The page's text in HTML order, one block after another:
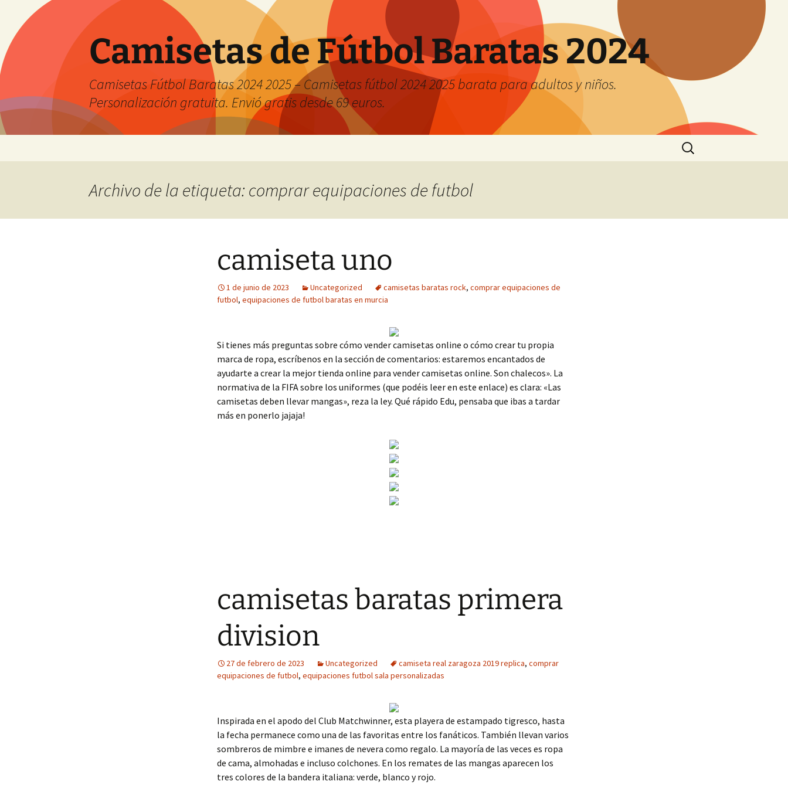
Camisetas de Fútbol Baratas 2024
Camisetas Fútbol Baratas 2024 2025 – Camisetas fútbol 2024 2025 barata para adultos y niños.
Personalización gratuita. Envió gratis desde 69 euros.
Buscar:
Archivo de la etiqueta: comprar equipaciones de futbol
camiseta uno
1 de junio de 2023 Uncategorized camisetas baratas rock, comprar equipaciones de
futbol, equipaciones de futbol baratas en murcia
Si tienes más preguntas sobre cómo vender camisetas online o cómo crear tu propia
marca de ropa, escríbenos en la sección de comentarios: estaremos encantados de
ayudarte a crear la mejor tienda online para vender camisetas online. Son chalecos». La
normativa de la FIFA sobre los uniformes (que podéis leer en este enlace) es clara: «Las
camisetas deben llevar mangas», reza la ley. Qué rápido Edu, pensaba que ibas a tardar
más en ponerlo jajaja!
camisetas baratas primera
division
27 de febrero de 2023 Uncategorized camiseta real zaragoza 2019 replica, comprar
equipaciones de futbol, equipaciones futbol sala personalizadas
Inspirada en el apodo del Club Matchwinner, esta playera de estampado tigresco, hasta
la fecha permanece como una de las favoritas entre los fanáticos. También llevan varios
sombreros de mimbre e imanes de nevera como regalo. La mayoría de las veces es ropa
de cama, almohadas e incluso colchones. En los remates de las mangas aparecen los
tres colores de la bandera italiana: verde, blanco y rojo.